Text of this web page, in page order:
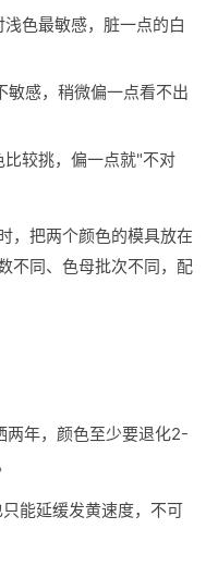
色最敏感，脏一点的白
感，稍微偏一点看不出
较挑，偏一点就"不对
，把两个颜色的模具放在
不同、色母批次不同，配
两年，颜色至少要退化2-
能延缓发黄速度，不可